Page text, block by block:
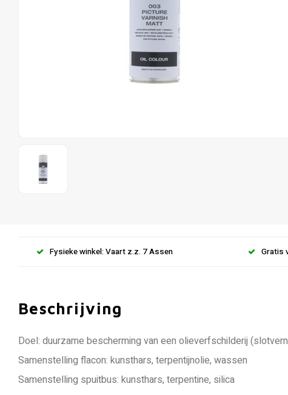
Fysieke winkel: Vaart z.z. 7 Assen Gratis
Beschrijving
Doel: duurzame bescherming van een olieverfschilderij
Samenstelling flacon: kunsthars, terpentijnolie, wassen
Samenstelling spuitbus: kunsthars, terpentine, silica